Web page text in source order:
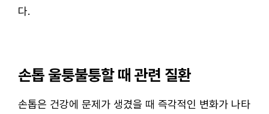
다.
손톱 울퉁불퉁할 때 관련 질환
손톱은 건강에 문제가 생겼을 때 즉각적인 변화가 나타